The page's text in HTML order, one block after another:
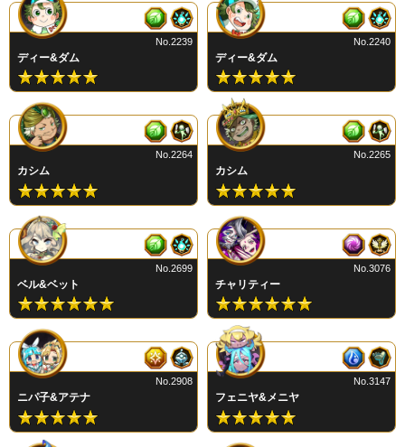
ディー&ダム
No.2239
ディー&ダム
No.2240
カシム
No.2264
カシム
No.2265
ベル&ベット
No.2699
チャリティー
No.3076
ニパ子&アテナ
No.2908
フェニヤ&メニヤ
No.3147